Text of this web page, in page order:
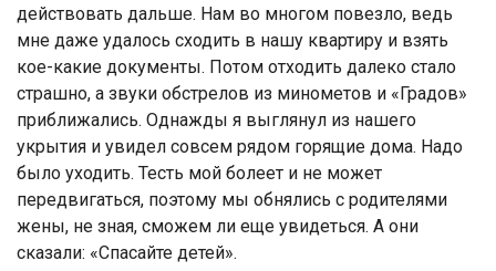
действовать дальше. Нам во многом повезло, ведь
мне даже удалось сходить в нашу квартиру и взять
кое-какие документы. Потом отходить далеко стало
страшно, а звуки обстрелов из минометов и «Градов»
приближались. Однажды я выглянул из нашего
укрытия и увидел совсем рядом горящие дома. Надо
было уходить. Тесть мой болеет и не может
передвигаться, поэтому мы обнялись с родителями
жены, не зная, сможем ли еще увидеться. А они
сказали: «Спасайте детей».